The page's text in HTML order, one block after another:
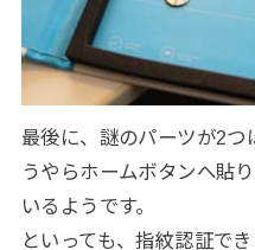
最後に、謎のパーツが2
うやらホームボタンへ貼
いるようです。
といっても、指紋認証で